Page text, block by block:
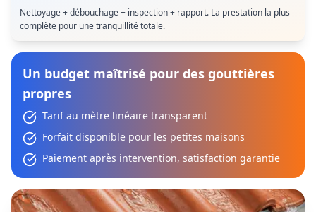
Nettoyage + débouchage + inspection + rapport. La prestation la plus
complète pour une tranquillité totale.
Un budget maîtrisé pour des gouttières
propres
Tarif au mètre linéaire transparent
Forfait disponible pour les petites maisons
Paiement après intervention, satisfaction garantie